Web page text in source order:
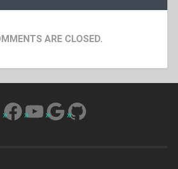
ARE CLOSED.
Facebook
YouTube
Google
GitHub